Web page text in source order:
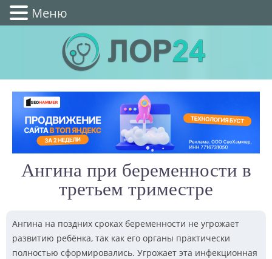
Ангина при беременности в
третьем триместре
Ангина на поздних сроках беременности не угрожает
развитию ребёнка, так как его органы практически
полностью сформировались. Угрожает эта инфекционная
Меню